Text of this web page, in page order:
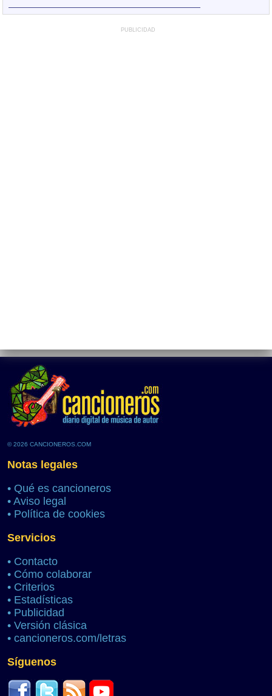
PUBLICIDAD
© 2026 CANCIONEROS.COM
Notas legales
• Qué es cancioneros
• Aviso legal
• Política de cookies
Servicios
• Contacto
• Cómo colaborar
• Criterios
• Estadísticas
• Publicidad
• Versión clásica
• cancioneros.com/letras
Síguenos